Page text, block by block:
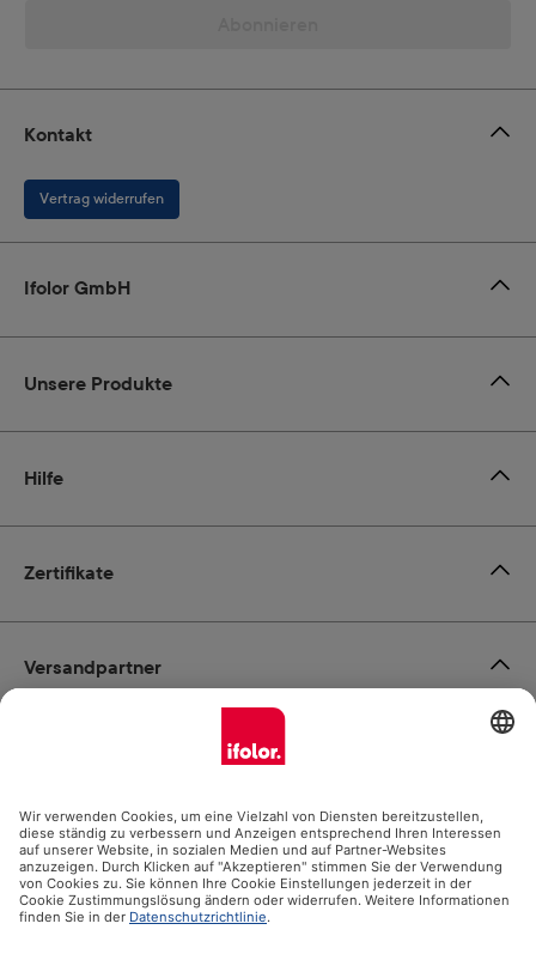
Zertifikate
Kontakt
Vertrag widerrufen
Ifolor GmbH
Unsere Produkte
Hilfe
Zahlungsmöglichkeiten
Social Media
Versandpartner